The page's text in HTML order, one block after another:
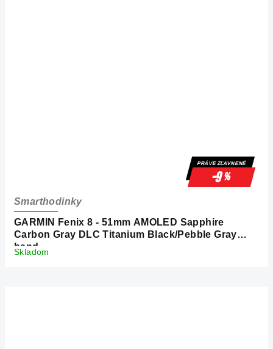
PRÁVE ZĽAVNENÉ
-9%
GARMIN Fenix 8 - 51mm AMOLED Sapphire
Carbon Gray DLC Titanium Black/Pebble Gray
band
Smarthodinky
Skladom